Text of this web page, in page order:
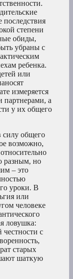
степени
обиды,
убраны с
ребенка.
или
измеряется
а
у их общего
силу общего
возможно,
разным, но
– это
уроки. В
или
человеке
ловушка:
с
старых
шаткую